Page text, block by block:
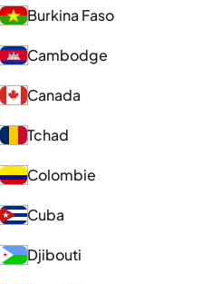
Burkina Faso
Cambodge
Canada
Tchad
Colombie
Cuba
Djibouti